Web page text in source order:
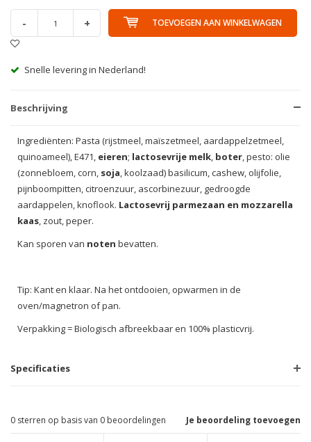
- + TOEVOEGEN AAN WINKELWAGEN
Snelle levering in Nederland!
Beschrijving
Ingrediënten: Pasta (rijstmeel, maïszetmeel, aardappelzetmeel,
quinoameel), E471, eieren; lactosevrije melk, boter, pesto: olie
(zonnebloem, corn, soja, koolzaad) basilicum, cashew, olijfolie,
pijnboompitten, citroenzuur, ascorbinezuur, gedroogde
aardappelen, knoflook. Lactosevrij parmezaan en mozzarella
kaas, zout, peper.
Kan sporen van noten bevatten.
Tip: Kant en klaar. Na het ontdooien, opwarmen in de
oven/magnetron of pan.
Verpakking = Biologisch afbreekbaar en 100% plasticvrij.
Specificaties
Je beoordeling toevoegen
0 sterren op basis van 0 beoordelingen